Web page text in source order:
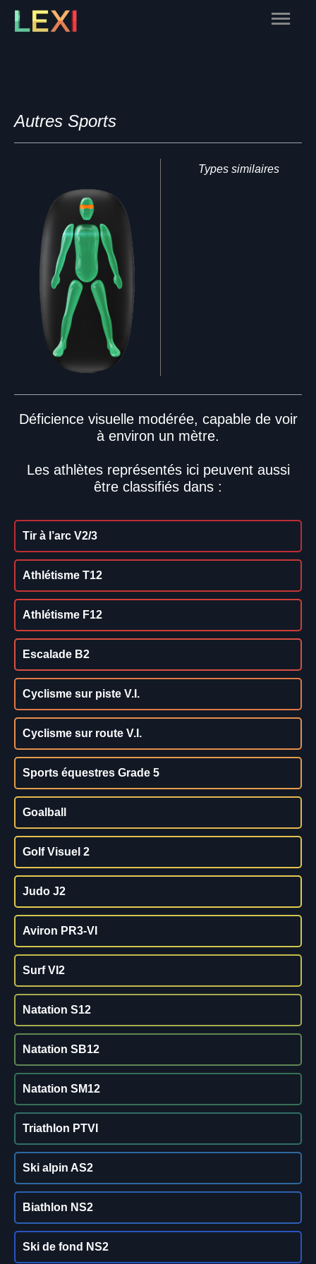
Skip
Main
Autres Sports
Types similaires
Déficience visuelle modérée, capable de voir
à environ un mètre.
Les athlètes représentés ici peuvent aussi
être classifiés dans :
Tir à l’arc V2/3
Athlétisme T12
Athlétisme F12
Escalade B2
Cyclisme sur piste V.I.
Cyclisme sur route V.I.
Sports équestres Grade 5
Goalball
Golf Visuel 2
Judo J2
Aviron PR3-VI
Surf VI2
Natation S12
Natation SB12
Natation SM12
Triathlon PTVI
Ski alpin AS2
Biathlon NS2
Ski de fond NS2